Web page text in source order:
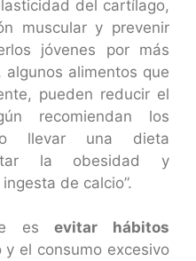
del cartílago,
muscular y prevenir
jóvenes por más
alimentos que
pueden reducir el
recomiendan los
llevar una dieta
la obesidad y
de calcio”.
esevitar hábitos
el consumo excesivo